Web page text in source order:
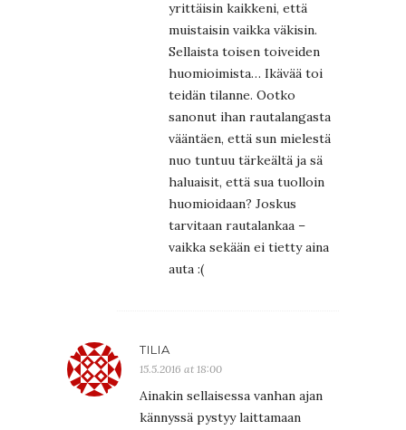
yrittäisin kaikkeni, että
muistaisin vaikka väkisin.
Sellaista toisen toiveiden
huomioimista… Ikävää toi
teidän tilanne. Ootko
sanonut ihan rautalangasta
vääntäen, että sun mielestä
nuo tuntuu tärkeältä ja sä
haluaisit, että sua tuolloin
huomioidaan? Joskus
tarvitaan rautalankaa –
vaikka sekään ei tietty aina
auta :(
TILIA
15.5.2016 at 18:00
Ainakin sellaisessa vanhan ajan
kännyssä pystyy laittamaan